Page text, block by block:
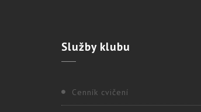
Službyklubu
Cenník cvičení